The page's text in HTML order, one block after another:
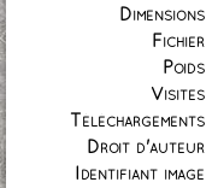
Dimensions
Fichier
Poids
Visites
Téléchargements
Droit d'auteur
Identifiant image